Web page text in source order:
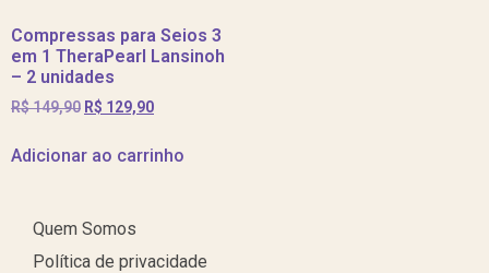
Compressas para Seios 3
em 1 TheraPearl Lansinoh
– 2 unidades
R$149,90 R$ 129,90
Adicionar ao carrinho
Quem Somos
Política de privacidade